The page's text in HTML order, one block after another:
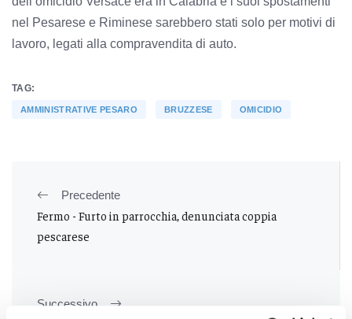
nel Pesarese e Riminese sarebbero stati solo per motivi di
lavoro, legati alla compravendita di auto.
TAG:
AMMINISTRATIVE PESARO BRUZZESE OMICIDIO
Precedente
Fermo - Furto in parrocchia, denunciata coppia
pescarese
Successivo